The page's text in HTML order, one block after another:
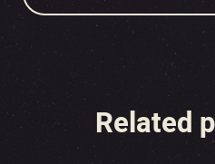
Related